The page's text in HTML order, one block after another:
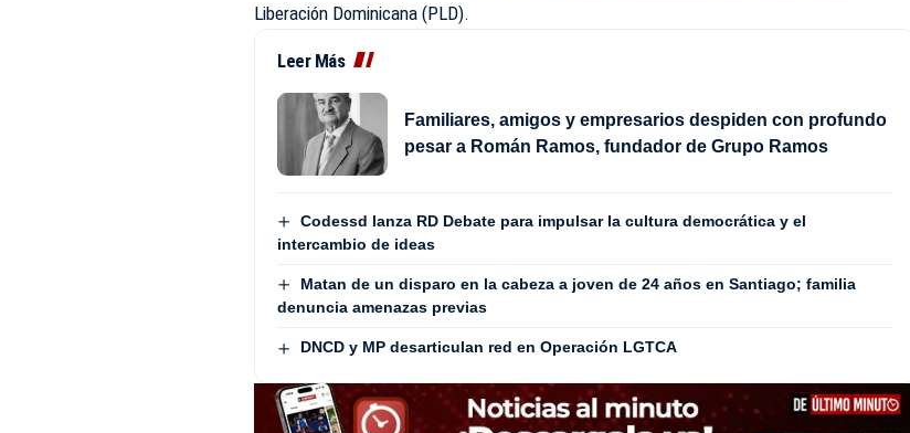
Liberación Dominicana (PLD).
Leer Más
Familiares, amigos y empresarios despiden con profundo
pesar a Román Ramos, fundador de Grupo Ramos
Codessd lanza RD Debate para impulsar la cultura democrática y el
intercambio de ideas
Matan de un disparo en la cabeza a joven de 24 años en Santiago; familia
denuncia amenazas previas
DNCD y MP desarticulan red en Operación LGTCA